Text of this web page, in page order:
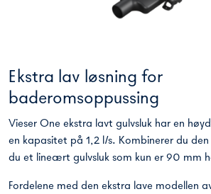
Ekstra lav løsning for
baderomsoppussing
Vieser One ekstra lavt gulvsluk har en
en kapasitet på 1,2 l/s. Kombinerer du
du et lineært gulvsluk som kun er 90 mm
Fordelene med den ekstra lave modellen